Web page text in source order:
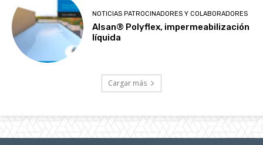
NOTICIAS PATROCINADORES Y COLABORADORES
Alsan® Polyflex, impermeabilización
líquida
Cargar más